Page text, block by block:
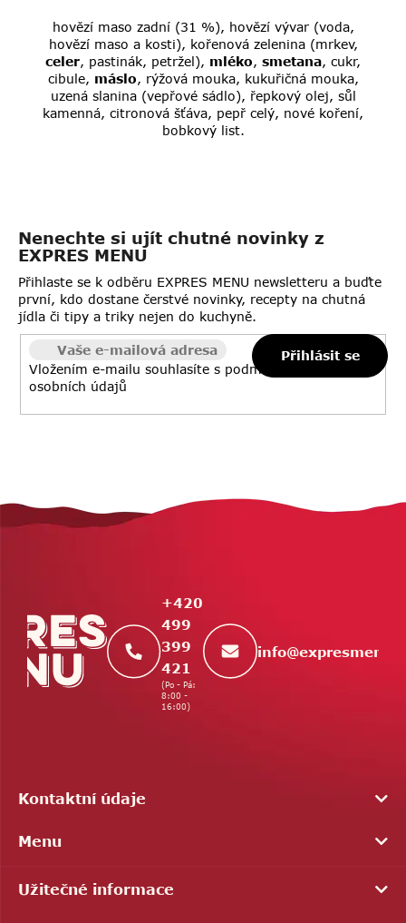
hovězí maso zadní (31 %), hovězí vývar (voda,
hovězí maso a kosti), kořenová zelenina (mrkev,
celer, pastinák, petržel), mléko, smetana, cukr,
cibule, máslo, rýžová mouka, kukuřičná mouka,
uzená slanina (vepřové sádlo), řepkový olej, sůl
kamenná, citronová šťáva, pepř celý, nové koření,
bobkový list.
Nenechte si ujít chutné novinky z
EXPRES MENU
Přihlaste se k odběru EXPRES MENU newsletteru a buďte
první, kdo dostane čerstvé novinky, recepty na chutná
jídla či tipy a triky nejen do kuchyně.
Vložením e-mailu souhlasíte s podmínkami ochrany
osobních údajů
Přihlásit se
Z
á
+420
499
399
421
(Po - Pá:
8:00 -
16:00)
info@
Kontaktní údaje
Menu
Užitečné informace